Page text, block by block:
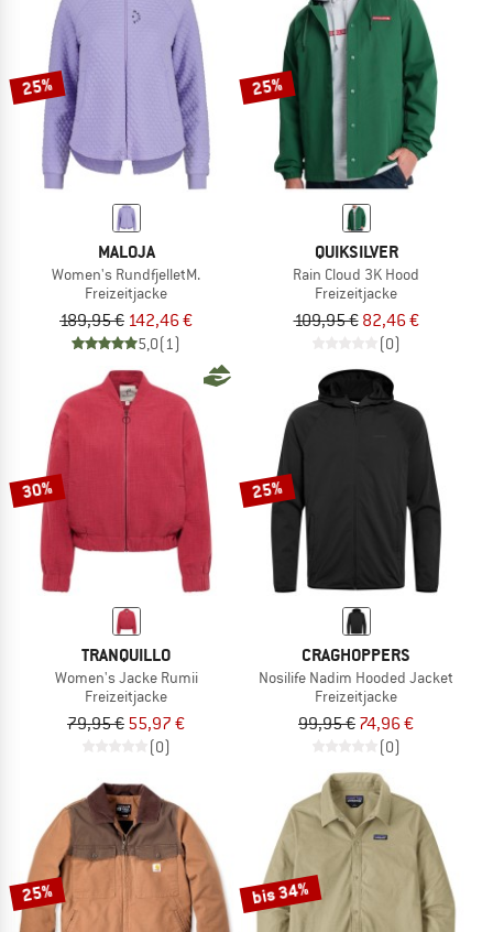
25%
MALOJA
Women's RundfjelletM.
Freizeitjacke
189,95 € 142,46 €
5,0(1)
25%
QUIKSILVER
Rain Cloud 3K Hood
Freizeitjacke
109,95 € 82,46 €
(0)
30%
TRANQUILLO
Women's Jacke Rumii
Freizeitjacke
79,95 € 55,97 €
(0)
25%
CRAGHOPPERS
Nosilife Nadim Hooded Jacket
Freizeitjacke
99,95 € 74,96 €
(0)
25% bis 34%